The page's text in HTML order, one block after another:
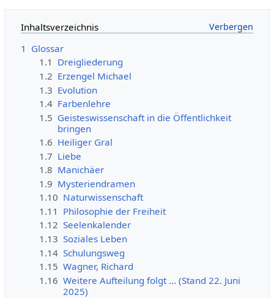
Inhaltsverzeichnis
1 Glossar
1.1 Dreigliederung
1.2 Erzengel Michael
1.3 Evolution
1.4 Farbenlehre
1.5 Geisteswissenschaft in die Öffentlichkeit
bringen
1.6 Heiliger Gral
1.7 Liebe
1.8 Manichäer
1.9 Mysteriendramen
1.10 Naturwissenschaft
1.11 Philosophie der Freiheit
1.12 Seelenkalender
1.13 Soziales Leben
1.14 Schulungsweg
1.15 Wagner, Richard
1.16 Weitere Aufteilung folgt ... (Stand 22. Juni
2025)